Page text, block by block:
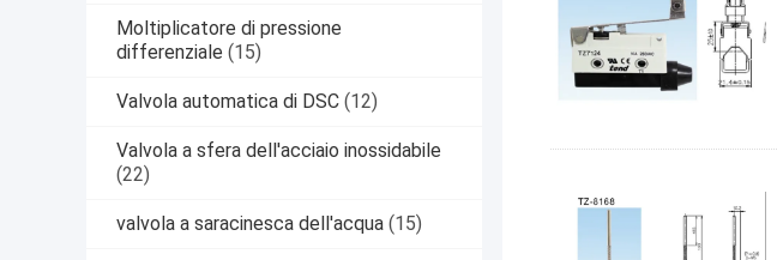
Moltiplicatore di pressione
differenziale (15)
Valvola automatica di DSC (12)
Valvola a sfera dell'acciaio inossidabile
(22)
valvola a saracinesca dell'acqua (15)